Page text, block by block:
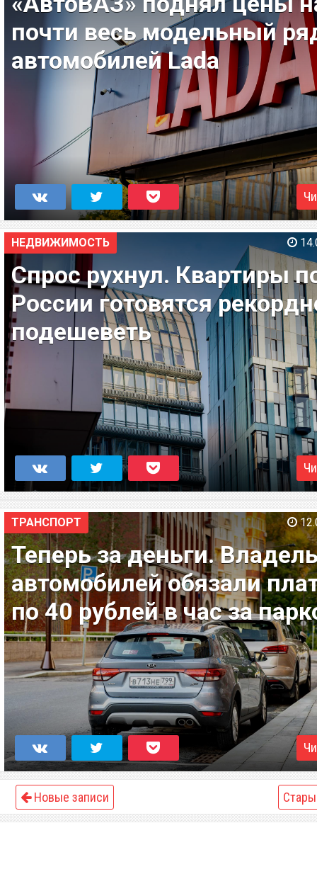
почти весь модельный
автомобилей Lada
НЕДВИЖИМОСТЬ
Спрос рухнул. Квартиры
России готовятся
подешеветь
ТРАНСПОРТ
Теперь за деньги.
автомобилей обязали
по 40 рублей в час за
Новые записи